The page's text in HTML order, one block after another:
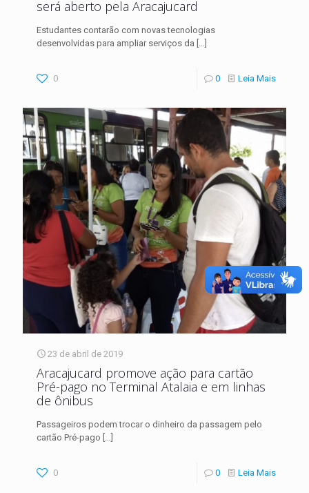
será aberto pela Aracajucard
Estudantes contarão com novas tecnologias
desenvolvidas para ampliar serviços da […]
0 0 Leia Mais
23 de abril de 2019
Aracajucard promove ação para cartão
Pré-pago no Terminal Atalaia e em linhas
de ônibus
Passageiros podem trocar o dinheiro da passagem pelo
cartão Pré-pago […]
0 0 Leia Mais